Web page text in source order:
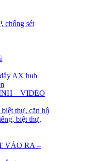
chống sét
AX hub
– VIDEO
thự, căn hộ
biệt thự,
VÀO RA –